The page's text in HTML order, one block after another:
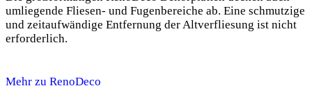
umliegende Fliesen- und Fugenbereiche ab. Eine schmutzige
und zeitaufwändige Entfernung der Altverfliesung ist nicht
erforderlich.
Mehr zu RenoDeco